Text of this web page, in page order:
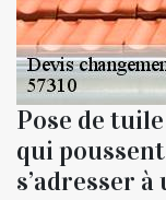
Pose de
qui
s’adresser